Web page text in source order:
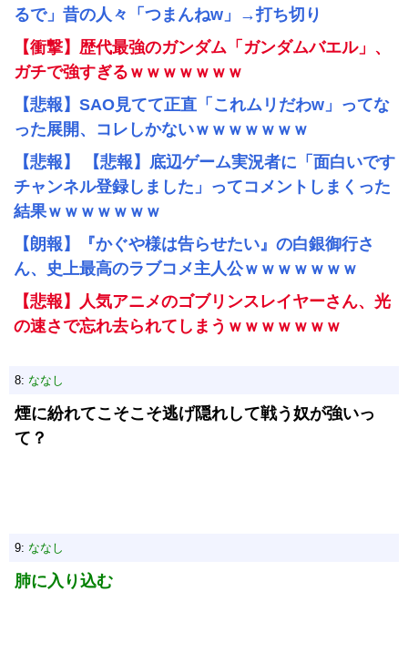
るで」昔の人々「つまんねw」→打ち切り
【衝撃】歴代最強のガンダム「ガンダムバエル」、
ガチで強すぎるｗｗｗｗｗｗｗ
【悲報】SAO見てて正直「これムリだわw」ってな
った展開、コレしかないｗｗｗｗｗｗｗ
【悲報】 【悲報】底辺ゲーム実況者に「面白いです
チャンネル登録しました」ってコメントしまくった
結果ｗｗｗｗｗｗｗ
【朗報】『かぐや様は告らせたい』の白銀御行さ
ん、史上最高のラブコメ主人公ｗｗｗｗｗｗｗ
【悲報】人気アニメのゴブリンスレイヤーさん、光
の速さで忘れ去られてしまうｗｗｗｗｗｗｗ
8: ななし
煙に紛れてこそこそ逃げ隠れして戦う奴が強いっ
て？
9: ななし
肺に入り込む